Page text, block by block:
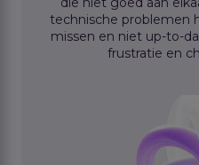
technische problemen
missen en niet up-to-
frustratie en